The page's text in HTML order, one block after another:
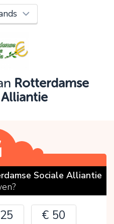
Rotterdamse
Sociale Alliantie
€ 50
invoer en probeer het